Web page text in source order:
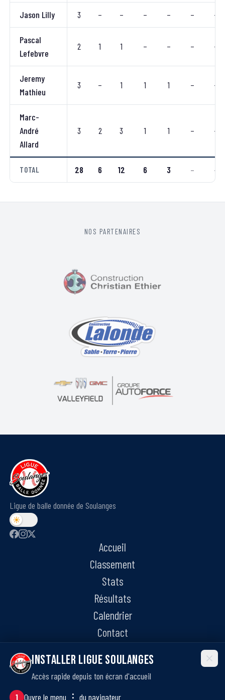
Jason Lilly 3 – – – – – –
Pascal
Lefebvre
2 1 1 – – – –
Jeremy
Mathieu
3 – 1 1 1 – –
Marc-
André
Allard
3 2 3 1 1 – –
TOTAL 28 6 12 6 3 – –
NOS PARTENAIRES
Ligue de balle donnée de Soulanges
Accueil
Classement
Stats
Résultats
Calendrier
Contact
Ligue de balle donnée de Soulanges. Tous droits réservés.
Politique de confidentialité
Installer Ligue Soulanges
Accès rapide depuis ton écran d'accueil
1 Ouvre le menu ⋮ du navigateur